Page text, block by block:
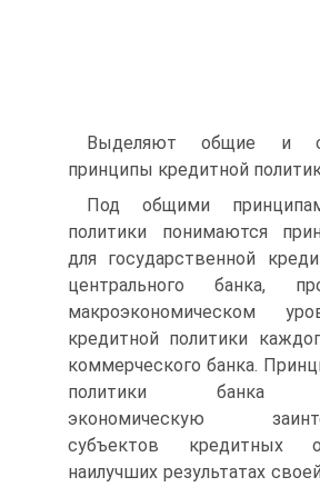
Выделяют общие и
принципы кредитной
Под общими
политики понимаются
для государственной
центрального банка,
макроэкономическом
кредитной политики
коммерческого банка.
политики банка
экономическую
субъектов кредитных
наилучших результатах